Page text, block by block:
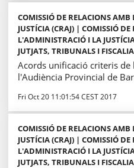
COMISSIÓ DE RELACIONS
JUSTÍCIA (CRAJ) | COMISSIÓ
L'ADMINISTRACIÓ I LA
JUTJATS, TRIBUNALS I FISCALIA
Acords unificació criteris de
l'Audiència Provincial de
Fri Oct 20 11:01:54 CEST 2017
COMISSIÓ DE RELACIONS
JUSTÍCIA (CRAJ) | COMISSIÓ
L'ADMINISTRACIÓ I LA
JUTJATS, TRIBUNALS I FISCALIA